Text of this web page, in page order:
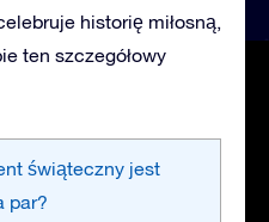
historię miłosną,
ten szczegółowy
świąteczny jest
par?